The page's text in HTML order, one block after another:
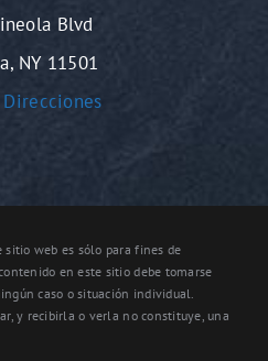
Blvd
NY 11501
Direcciones
web es sólo para fines de
en este sitio debe tomarse
caso o situación individual.
y recibirla o verla no constituye, una